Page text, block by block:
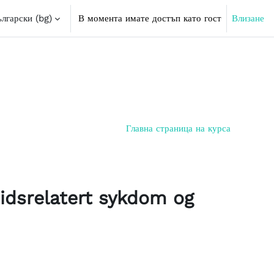
‎(bg)‎ В момента имате достъп като гост Влизане
Главна страница на курса
sykdom og